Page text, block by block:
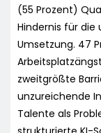
(55 Prozent)
Hindernis für
Umsetzung. 47
zweitgrößte
unzureichende
Talente als